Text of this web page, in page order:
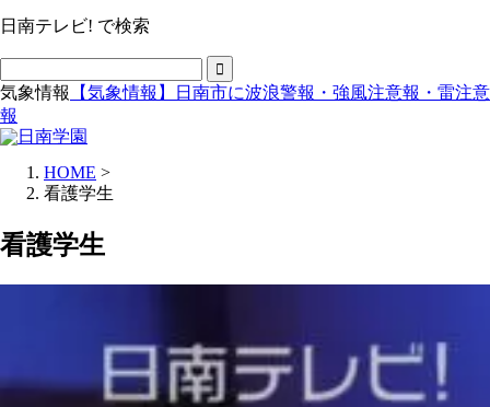
日南テレビ! で検索
気象情報
【気象情報】日南市に波浪警報・強風注意報・雷注意
報
HOME >
看護学生
看護学生